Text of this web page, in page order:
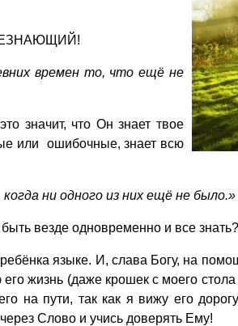
времен то, что ещё не
значит, что Он знает твое
или ошибочные, знает всю
ни одного из них ещё не было.»
везде одновременно и все знать?
языке. И, слава Богу, на
жизнь (даже крошек с моего стола
его на пути, так как я вижу его
Слово и учись доверять Ему!